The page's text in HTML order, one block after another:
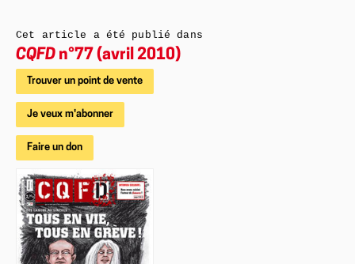
Cet article a été publié dans
CQFD n°77 (avril 2010)
Trouver un point de vente
Je veux m'abonner
Faire un don